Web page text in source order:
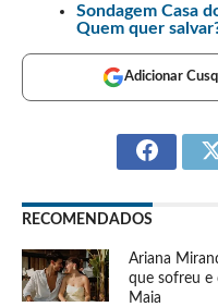
Sondagem Casa
Quem quer
Adicionar
RECOMENDADOS
Ariana
que sofreu e
Maia